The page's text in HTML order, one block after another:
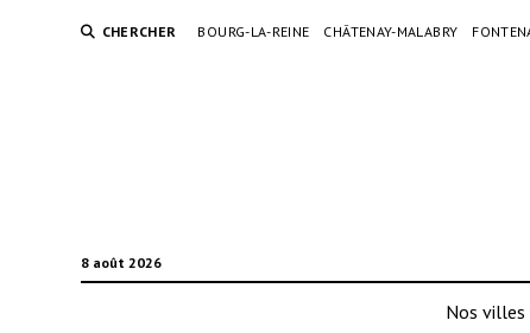
CHERCHER BOURG-LA-REINE CHÂTENAY-MALABRY
8 août 2026
Nos villes